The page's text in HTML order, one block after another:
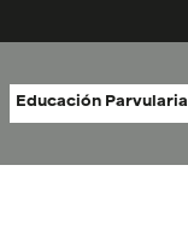
Educación Parvularia